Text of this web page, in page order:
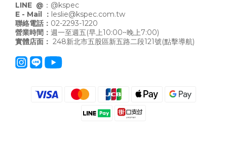
LINE @ ： @kspec
E - Mail ： leslie@kspec.com.tw
聯絡電話： 02-2293-1220
營業時間： 週一至週五(早上10:00~晚上7:00)
實體店面： 248新北市五股區新五路二段121號(點擊導航)